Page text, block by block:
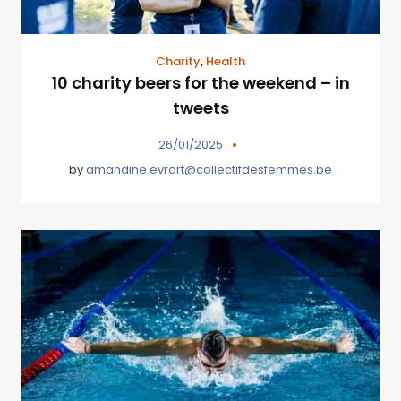
Charity, Health
10 charity beers for the weekend – in
tweets
26/01/2025
byamandine.evrart@collectifdesfemmes.be